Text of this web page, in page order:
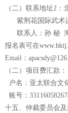
（二）联系地址2
紫荆花国际武术
联系人：孙 秘 海
报名表可在
Email：
（二）项目费汇款：
户名：亚太联合文
账号：
十五、仲裁委员会